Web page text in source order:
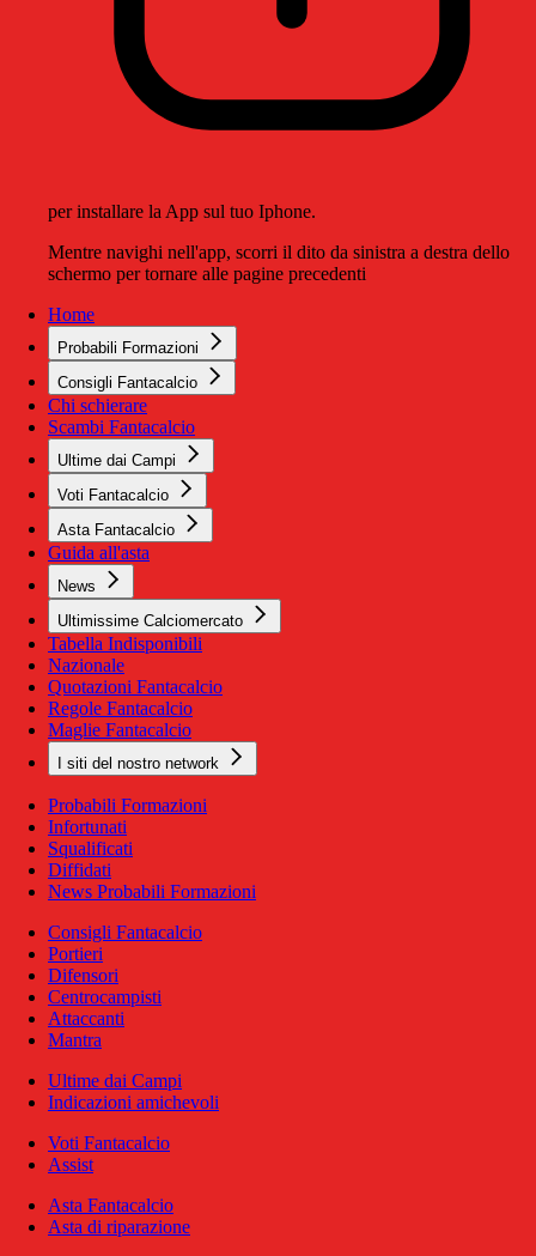
per installare la App sul tuo Iphone.
Mentre navighi nell'app, scorri il dito da sinistra a destra dello
schermo per tornare alle pagine precedenti
Home
Probabili Formazioni
Consigli Fantacalcio
Chi schierare
Scambi Fantacalcio
Ultime dai Campi
Voti Fantacalcio
Asta Fantacalcio
Guida all'asta
News
Ultimissime Calciomercato
Tabella Indisponibili
Nazionale
Quotazioni Fantacalcio
Regole Fantacalcio
Maglie Fantacalcio
I siti del nostro network
Probabili Formazioni
Infortunati
Squalificati
Diffidati
News Probabili Formazioni
Consigli Fantacalcio
Portieri
Difensori
Centrocampisti
Attaccanti
Mantra
Ultime dai Campi
Indicazioni amichevoli
Voti Fantacalcio
Assist
Asta Fantacalcio
Asta di riparazione